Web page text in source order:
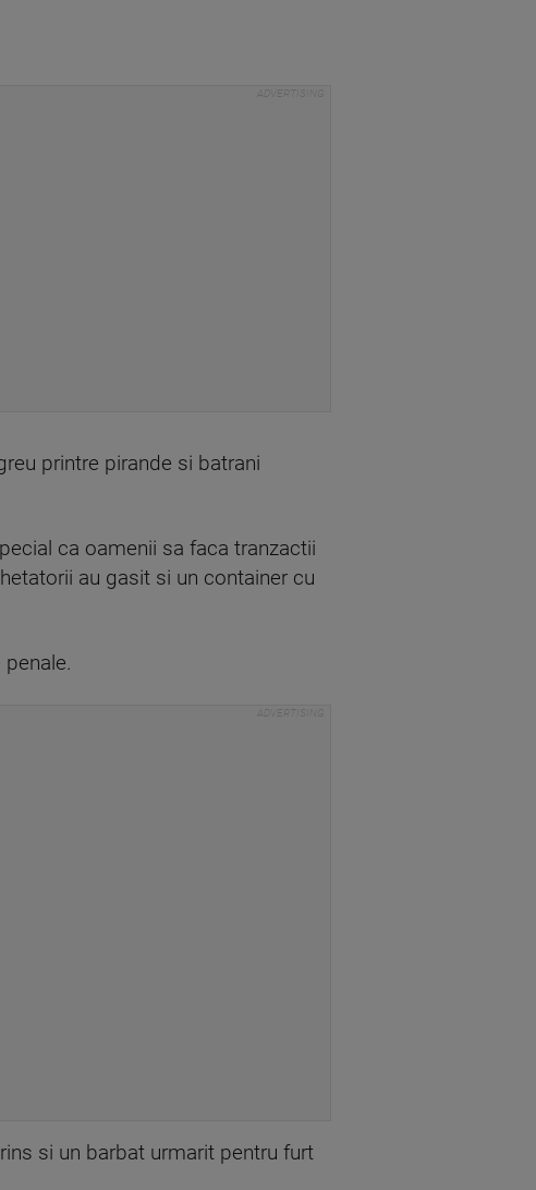
printre pirande si batrani
ca oamenii sa faca tranzactii
au gasit si un container cu
si un barbat urmarit pentru furt